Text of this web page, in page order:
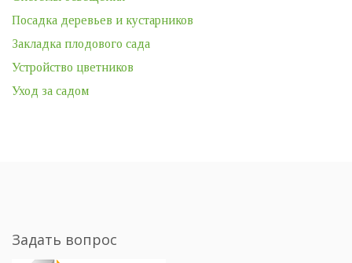
Посадка деревьев и кустарников
Закладка плодового сада
Устройство цветников
Уход за садом
Задать вопрос